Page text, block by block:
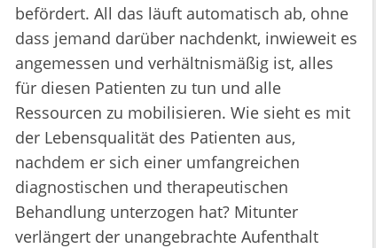
befördert. All das läuft automatisch ab, ohne
dass jemand darüber nachdenkt, inwieweit es
angemessen und verhältnismäßig ist, alles
für diesen Patienten zu tun und alle
Ressourcen zu mobilisieren. Wie sieht es mit
der Lebensqualität des Patienten aus,
nachdem er sich einer umfangreichen
diagnostischen und therapeutischen
Behandlung unterzogen hat? Mitunter
verlängert der unangebrachte Aufenthalt